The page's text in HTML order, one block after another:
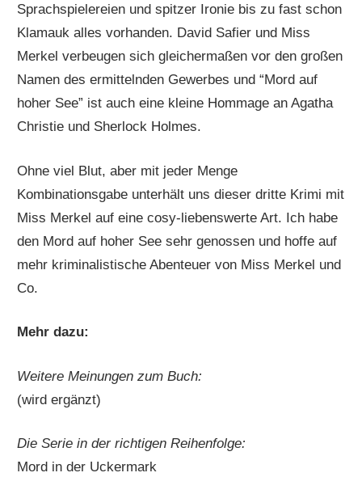
Sprachspielereien und spitzer Ironie bis zu fast schon
Klamauk alles vorhanden. David Safier und Miss
Merkel verbeugen sich gleichermaßen vor den großen
Namen des ermittelnden Gewerbes und “Mord auf
hoher See” ist auch eine kleine Hommage an Agatha
Christie und Sherlock Holmes.
Ohne viel Blut, aber mit jeder Menge
Kombinationsgabe unterhält uns dieser dritte Krimi mit
Miss Merkel auf eine cosy-liebenswerte Art. Ich habe
den Mord auf hoher See sehr genossen und hoffe auf
mehr kriminalistische Abenteuer von Miss Merkel und
Co.
Mehr dazu:
Weitere Meinungen zum Buch:
(wird ergänzt)
Die Serie in der richtigen Reihenfolge:
Mord in der Uckermark